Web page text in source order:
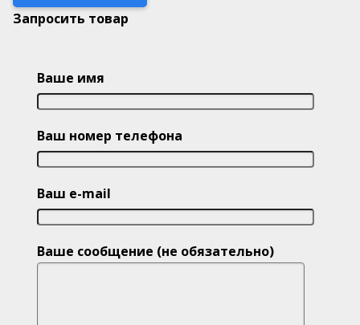
Запросить товар
Ваше имя
Ваш номер телефона
Ваш e-mail
Ваше сообщение (не обязательно)